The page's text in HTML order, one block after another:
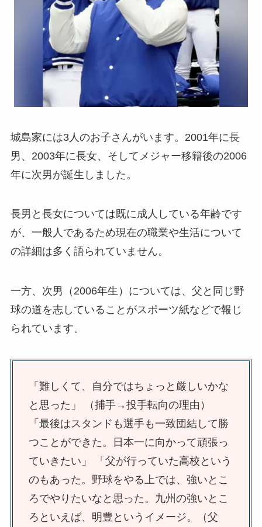
城島家には3人のお子さんがいます。2001年に長
男、2003年に長女、そしてメジャー移籍後の2006
年に次男が誕生しました。
長男と長女については既に成人している年齢です
が、一般人であるため現在の職業や生活について
の詳細は多く語られていません。
一方、次男（2006年生）については、父と同じ野
球の道を志していることがスポーツ紙などで報じ
られています。
「難しくて、自分ではちょっと厳しいかな
と思った」 （捕手→投手転向の理由）
「最後はスタンドも選手も一致団結して勝
つことができた。日本一に向かって頑張っ
ていきたい」 「父が行っていた高校という
のもあった。野球をやる上では、強いとこ
ろでやりたいなと思った。九州の強いとこ
ろといえば、明豊というイメージ。（父